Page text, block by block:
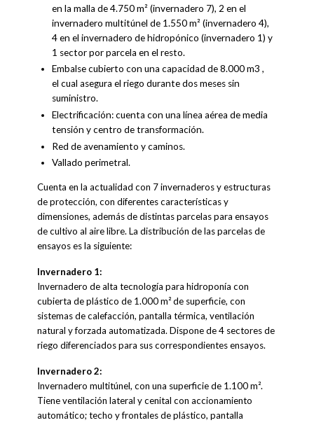
en la malla de 4.750 m² (invernadero 7), 2 en el
invernadero multitúnel de 1.550 m² (invernadero 4),
4 en el invernadero de hidropónico (invernadero 1) y
1 sector por parcela en el resto.
Embalse cubierto con una capacidad de 8.000 m3 ,
el cual asegura el riego durante dos meses sin
suministro.
Electrificación: cuenta con una línea aérea de media
tensión y centro de transformación.
Red de avenamiento y caminos.
Vallado perimetral.
Cuenta en la actualidad con 7 invernaderos y estructuras
de protección, con diferentes características y
dimensiones, además de distintas parcelas para ensayos
de cultivo al aire libre. La distribución de las parcelas de
ensayos es la siguiente:
Invernadero 1:
Invernadero de alta tecnología para hidroponía con
cubierta de plástico de 1.000 m² de superficie, con
sistemas de calefacción, pantalla térmica, ventilación
natural y forzada automatizada. Dispone de 4 sectores de
riego diferenciados para sus correspondientes ensayos.
Invernadero 2:
Invernadero multitúnel, con una superficie de 1.100 m².
Tiene ventilación lateral y cenital con accionamiento
automático; techo y frontales de plástico, pantalla